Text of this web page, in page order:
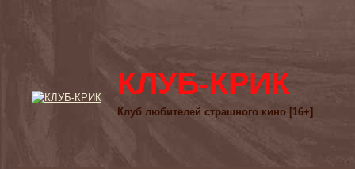
КЛУБ-КРИК
Клуб любителей страшного кино [16+]